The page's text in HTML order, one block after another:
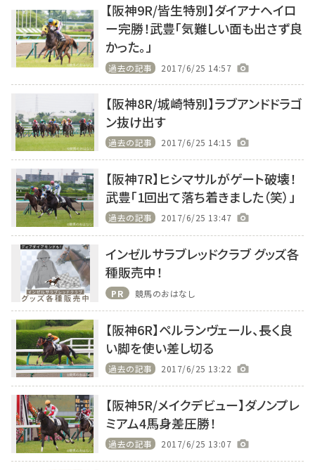
【阪神9R/皆生特別】ダイアナヘイロ
ー完勝！武豊「気難しい面も出さず良
かった。」
過去の記事 2017/6/25 14:57
【阪神8R/城崎特別】ラブアンドドラゴ
ン抜け出す
過去の記事 2017/6/25 14:15
【阪神7R】ヒシマサルがゲート破壊！
武豊「1回出て落ち着きました（笑）」
過去の記事 2017/6/25 13:47
インゼルサラブレッドクラブ グッズ各
種販売中！
PR 競馬のおはなし
【阪神6R】ペルランヴェール、長く良
い脚を使い差し切る
過去の記事 2017/6/25 13:22
【阪神5R/メイクデビュー】ダノンプレ
ミアム4馬身差圧勝！
過去の記事 2017/6/25 13:07